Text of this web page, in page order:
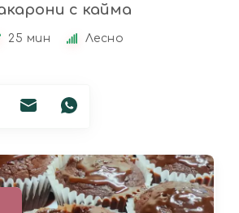
с кайма
25 мин Лесно